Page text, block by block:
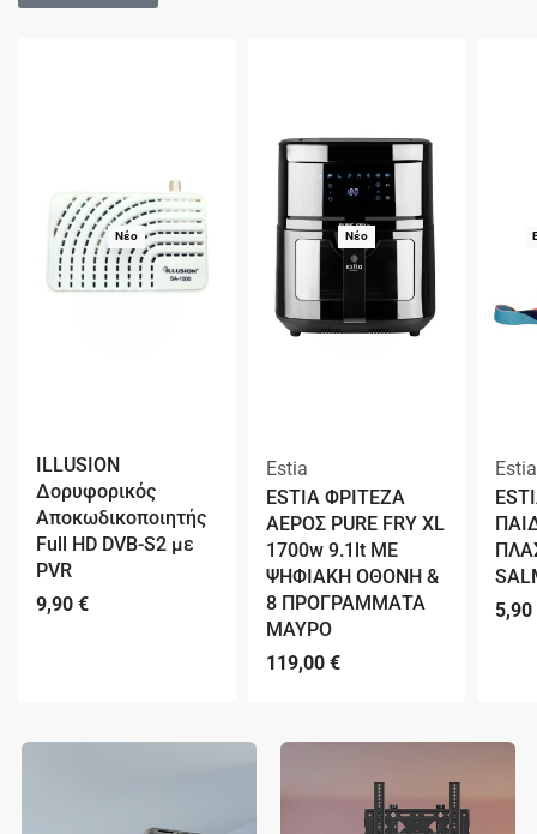
Νέο
ILLUSION
Δορυφορικός
Αποκωδικοποιητής
Full HD DVB-S2 με
PVR
9,90 €
Νέο
Estia
ESTIA ΦΡΙΤΕΖΑ
ΑΕΡΟΣ PURE FRY XL
1700w 9.1lt ME
ΨΗΦΙΑΚΗ ΟΘΟΝΗ &
8 ΠΡΟΓΡΑΜΜΑΤΑ
ΜΑΥΡΟ
119,00 €
Estia
5,90